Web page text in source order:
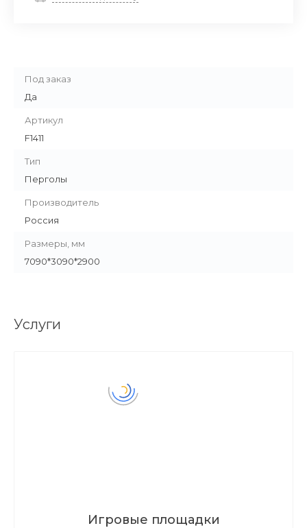
Под заказ
Да
Артикул
F1411
Тип
Перголы
Производитель
Россия
Размеры, мм
7090*3090*2900
Услуги
Игровые площадки